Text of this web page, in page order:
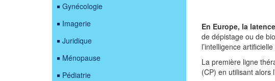
En Europe, la
de dépistage ou de
l’intelligence
La première ligne
(CP) en utilisant alors
Gynécologie
Imagerie
Juridique
Ménopause
Pédiatrie